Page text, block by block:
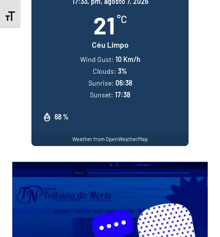
Toggle Font size 21 °C
Céu Limpo
68 %
Wind Gust: 10 Km/h
Clouds: 3%
Sunrise: 06:38
Sunset: 17:38
Weather from OpenWeatherMap